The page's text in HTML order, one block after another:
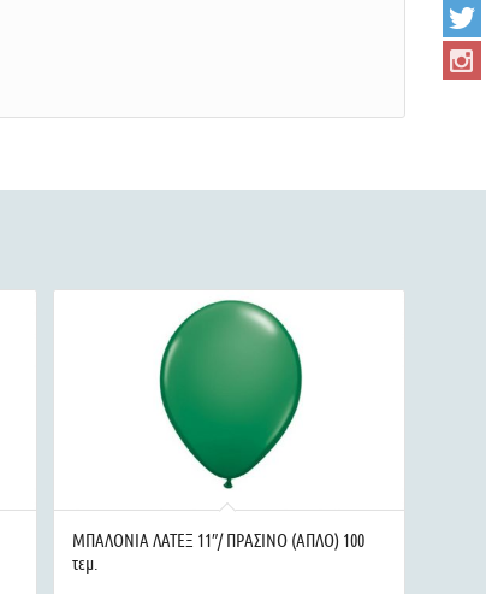
ΜΠΑΛΟΝΙΑ ΛΑΤΕΞ 11″/ ΠΡΑΣΙΝΟ (ΑΠΛΟ) 100
τεμ.